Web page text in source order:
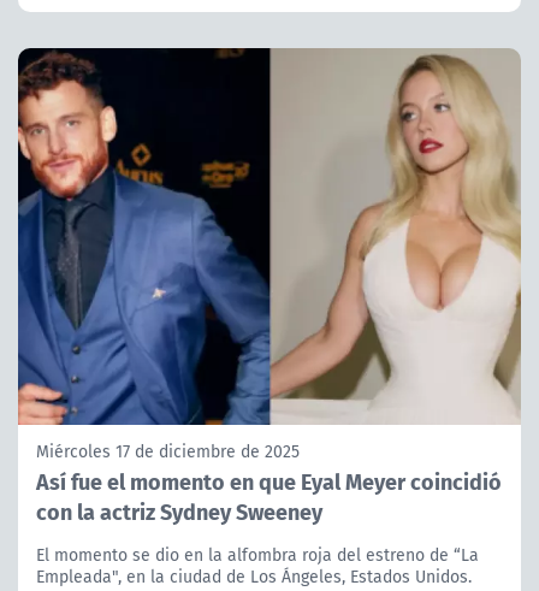
Miércoles 17 de diciembre de 2025
Así fue el momento en que Eyal Meyer coincidió
con la actriz Sydney Sweeney
El momento se dio en la alfombra roja del estreno de “La
Empleada", en la ciudad de Los Ángeles, Estados Unidos.